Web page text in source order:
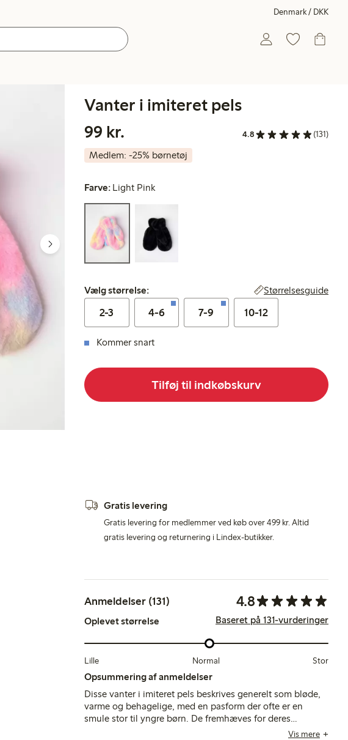
Denmark / DKK
Vanter i imiteret pels
99 kr.
4.8 (131)
Medlem: -25% børnetøj
Farve: Light Pink
Vælg størrelse:
Vælg størrelse: Størrelsesguide
2-3 4-6 7-9 10-12
Kommer snart
Tilføj til indkøbskurv
Gratis levering
Gratis levering for medlemmer ved køb over 499 kr. Altid
gratis levering og returnering i Lindex-butikker.
Anmeldelser (131) 4.8
Oplevet størrelse Baseret på 131-vurderinger
Lille Normal Stor
Opsummering af anmeldelser
Disse vanter i imiteret pels beskrives generelt som bløde,
varme og behagelige, med en pasform der ofte er en
smule stor til yngre børn. De fremhæves for deres
behagelige materiale og holdbarhed, selvom nogleVis mere